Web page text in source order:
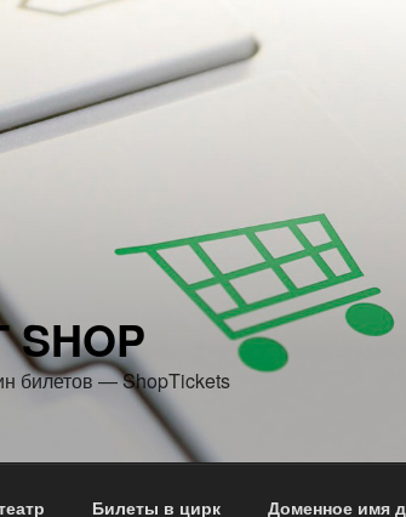
SHOP
билетов — ShopTickets
Билеты в цирк Доменное имя